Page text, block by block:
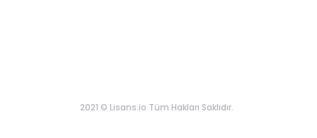
2021 © Lisans.io Tüm Hakları Saklıdır.